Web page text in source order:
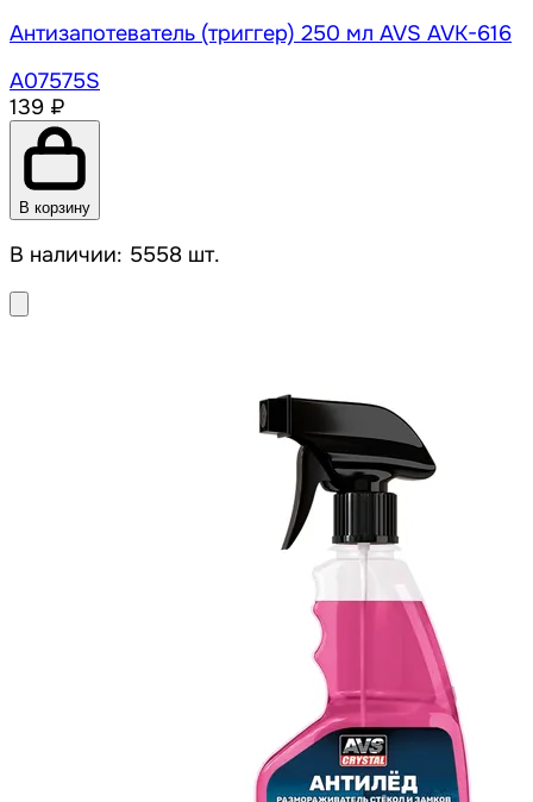
Антизапотеватель (триггер) 250 мл AVS AVK-616
A07575S
139 ₽
В корзину
В наличии: 5558 шт.